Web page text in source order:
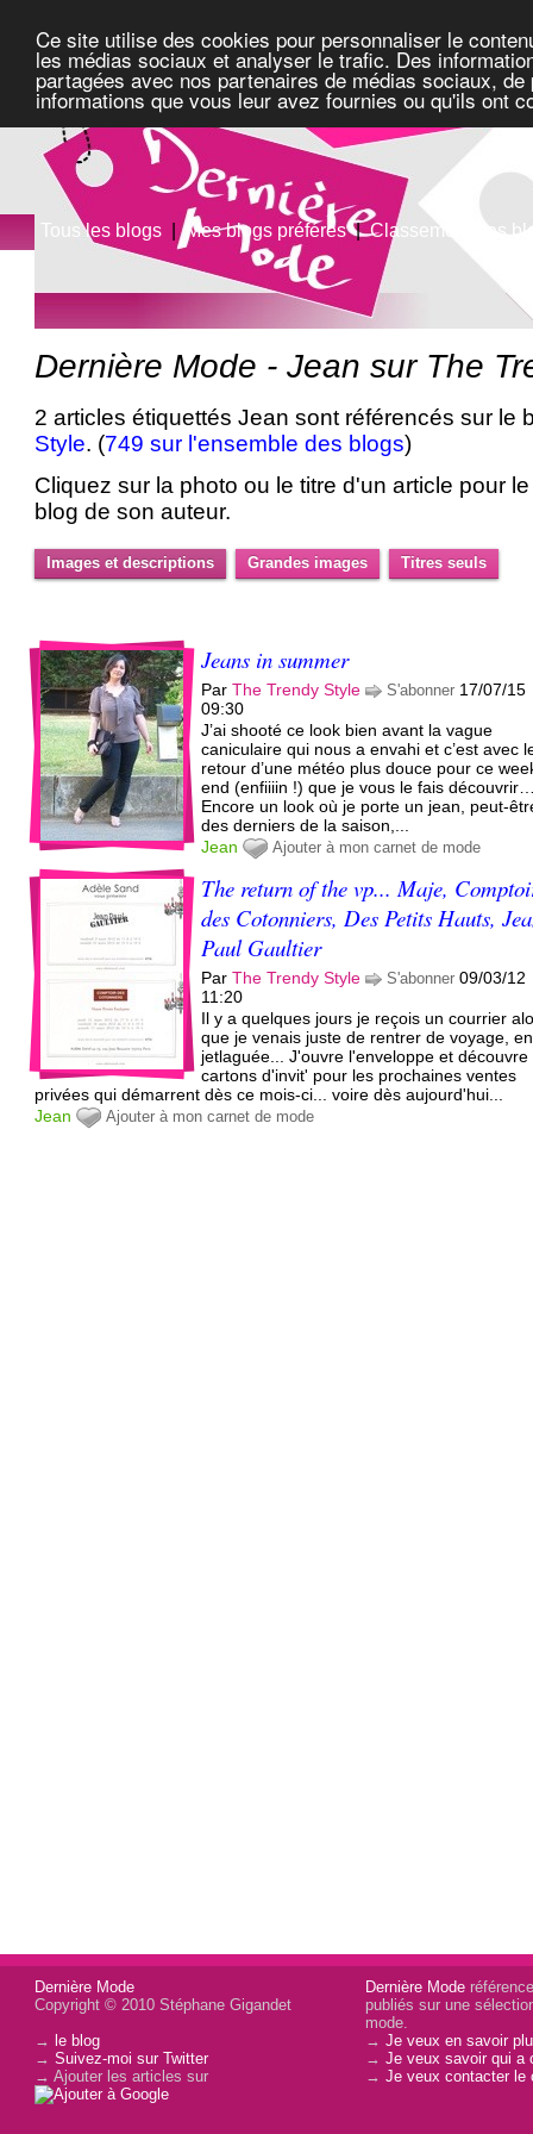
Ce site utilise des cookies pour personnaliser le
les médias sociaux et analyser le trafic. Des
partagées avec nos partenaires de médias sociaux,
informations que vous leur avez fournies ou qu'ils ont
Tous les blogs | Mes blogs préférés|Classement des
Dernière Mode - Jean sur The
2 articles étiquettés Jean sont référencés sur le
Style. (749 sur l'ensemble des blogs)
Cliquez sur la photo ou le titre d'un article pour
blog de son auteur.
Images et descriptions Grandes images Titres seuls
Jeans in summer
ParThe Trendy Style S'abonner 17/07/15
09:30
J’ai shooté ce look bien avant la vague
caniculaire qui nous a envahi et c’est avec
retour d’une météo plus douce pour ce
end (enfiiiin !) que je vous le fais
Encore un look où je porte un jean, peut-
des derniers de la saison,...
Jean
Ajouter à mon carnet de mode
The return of the vp... Maje,
des Cotonniers, Des Petits Hauts,
Paul Gaultier
ParThe Trendy Style S'abonner 09/03/12
11:20
Il y a quelques jours je reçois un courrier
que je venais juste de rentrer de voyage,
jetlaguée... J'ouvre l'enveloppe et découvre
cartons d'invit' pour les prochaines ventes
privées qui démarrent dès ce mois-ci... voire dès aujourd'hui...
Jean
Ajouter à mon carnet de mode
Dernière Mode
Copyright © 2010 Stéphane Gigandet
→le blog
→Suivez-moi sur Twitter
→ Ajouter les articles sur
Dernière Mode
publiés sur une
mode.
→Je veux en savoir
→Je veux savoir qui a
→Je veux contacter le